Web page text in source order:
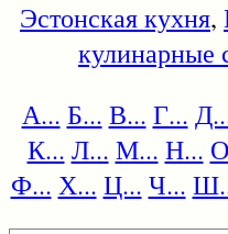
Эстонская кухня,
кулинарные
А... Б... В... Г...
К... Л... М... Н...
Ф... Х... Ц... Ч...